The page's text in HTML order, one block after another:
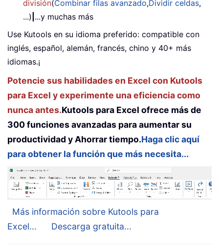
división(Combinar filas avanzado,Dividir celdas,
...) ...y muchas más
Use Kutools en su idioma preferido: compatible con
inglés, español, alemán, francés, chino y 40+ más
idiomas.¡
Potencie sus habilidades en Excel con Kutools
para Excel y experimente una eficiencia como
nunca antes.Kutools para Excel ofrece más de
300 funciones avanzadas para aumentar su
productividad y Ahorrar tiempo.Haga clic aquí
para obtener la función que más necesita...
Más información sobre Kutools para
Excel...
Descarga gratuita...